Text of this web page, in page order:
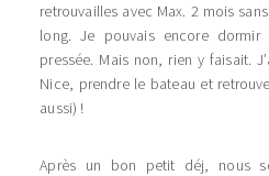
retrouvailles avec Max. 2 mois
long. Je pouvais encore dormir
pressée. Mais non, rien y faisait.
Nice, prendre le bateau et
aussi) !
Après un bon petit déj, nous